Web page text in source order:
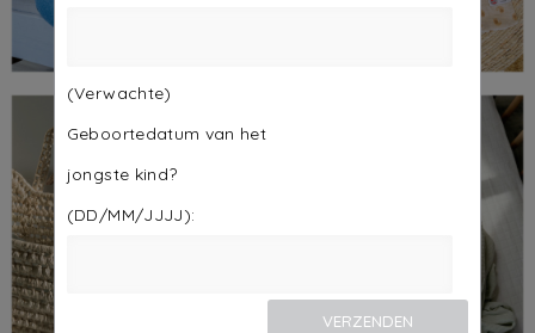
(Verwachte)
Geboortedatum van het
jongste kind?
(DD/MM/JJJJ):